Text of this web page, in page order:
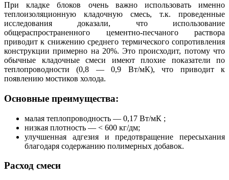
При кладке блоков очень важно использовать именно
теплоизоляционную кладочную смесь, т.к. проведенные
исследования доказали, что использование
общераспространенного цементно-песчаного раствора
приводит к снижению среднего термического сопротивления
конструкции примерно на 20%. Это происходит, потому что
обычные кладочные смеси имеют плохие показатели по
теплопроводности (0,8 — 0,9 Вт/мК), что приводит к
появлению мостиков холода.
Основные преимущества:
малая теплопроводность — 0,17 Вт/мК ;
низкая плотность — < 600 кг/дм;
улучшенная адгезия и предотвращение пересыхания
благодаря содержанию полимерных добавок.
Расход смеси